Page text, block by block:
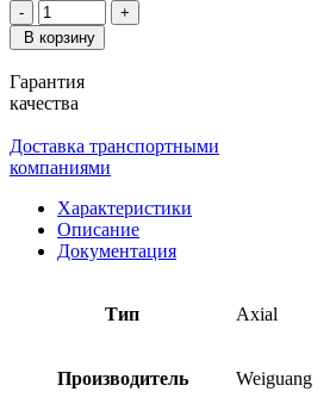
-
+
В корзину
Гарантия
качества
Доставка транспортными
компаниями
Характеристики
Описание
Документация
Тип Axial
Производитель Weiguang